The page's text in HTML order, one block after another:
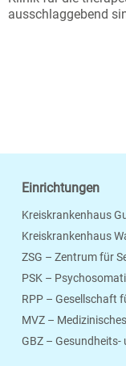
ausschlaggebend
Seite Drucken
Einrichtungen
Kreiskrankenhaus
Kreiskrankenhaus
ZSG – Zentrum für
PSK –
RPP – Gesellschaft
MVZ –
GBZ –